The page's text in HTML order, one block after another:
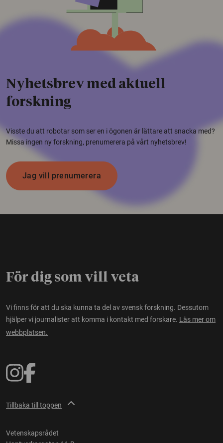
Nyhetsbrev med aktuell
forskning
Visste du att robotar som ser en i ögonen är lättare att snacka med?
Missa ingen ny forskning, prenumerera på vårt nyhetsbrev!
Jag vill prenumerera
För dig som vill veta
Vi finns för att du ska kunna ta del av svensk forskning. Dessutom
hjälper vi journalister att komma i kontakt med forskare. Läs mer om
webbplatsen.
Tillbaka till toppen
Vetenskapsrådet